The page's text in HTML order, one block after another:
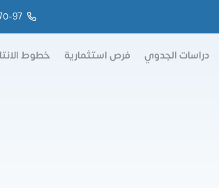
97
دراسات الجدوي فرص استثمارية خطوط